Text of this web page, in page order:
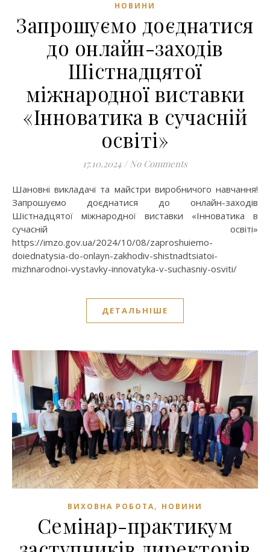
НОВИНИ
Запрошуємо доєднатися
до онлайн-заходів
Шістнадцятої
міжнародної виставки
«Інноватика в сучасній
освіті»
17.10.2024 / No Comments
Шановні викладачі та майстри виробничого навчання!
Запрошуємо доєднатися до онлайн-заходів
Шістнадцятої міжнародної виставки «Інноватика в
сучасній освіті»
https://imzo.gov.ua/2024/10/08/zaproshuiemo-
doiednatysia-do-onlayn-zakhodiv-shistnadtsiatoi-
mizhnarodnoi-vystavky-innovatyka-v-suchasniy-osviti/
ДЕТАЛЬНІШЕ
ВИХОВНА РОБОТА, НОВИНИ
Семінар-практикум